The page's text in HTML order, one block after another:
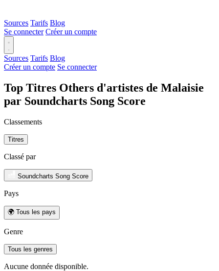
Sources Tarifs Blog
Se connecter Créer un compte
Sources Tarifs Blog
Créer un compte Se connecter
Top Titres Others d'artistes de Malaisie
par Soundcharts Song Score
Classements
Titres
Classé par
Soundcharts Song Score
Pays
🌍 Tous les pays
Genre
Tous les genres
Aucune donnée disponible.